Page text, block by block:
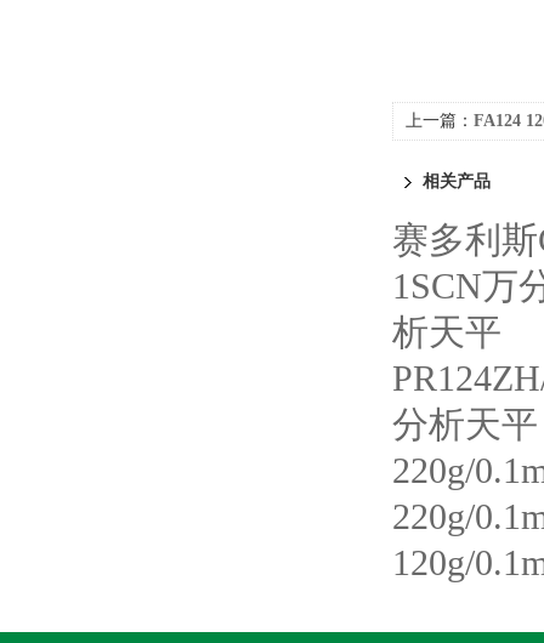
上一篇： FA124
相关产品
赛多利
1SCN万
析天平
分析天平
220g/
220g/
120g/